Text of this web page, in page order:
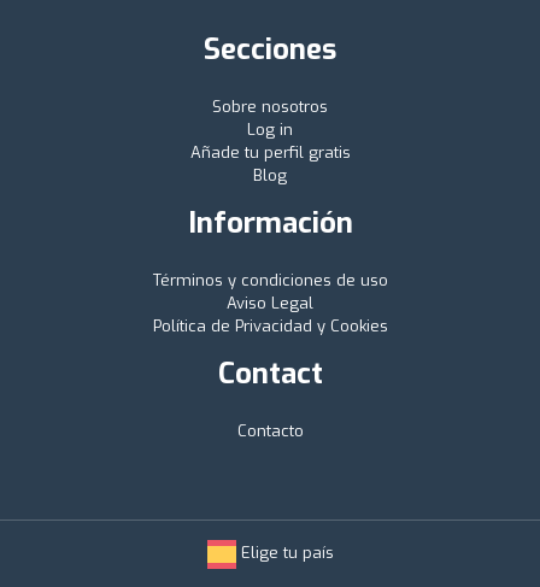
Secciones
Sobre nosotros
Log in
Añade tu perfil gratis
Blog
Información
Términos y condiciones de uso
Aviso Legal
Política de Privacidad y Cookies
Contact
Contacto
Elige tu país